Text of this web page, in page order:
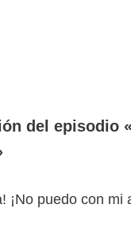
del episodio
¡No puedo con mi